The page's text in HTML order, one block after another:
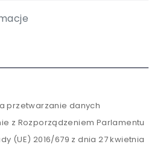
przetwarzanie danych
z Rozporządzeniem Parlamentu
(UE) 2016/679 z dnia 27 kwietnia